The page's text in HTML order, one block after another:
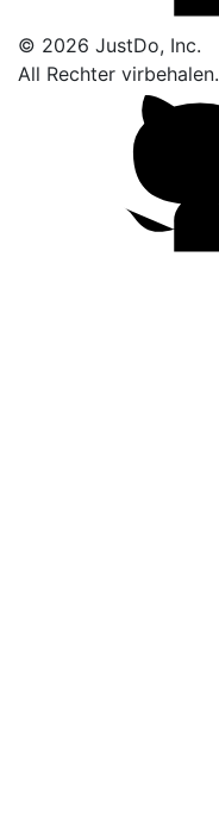
© 2026 JustDo, Inc.
All Rechter virbehalen.